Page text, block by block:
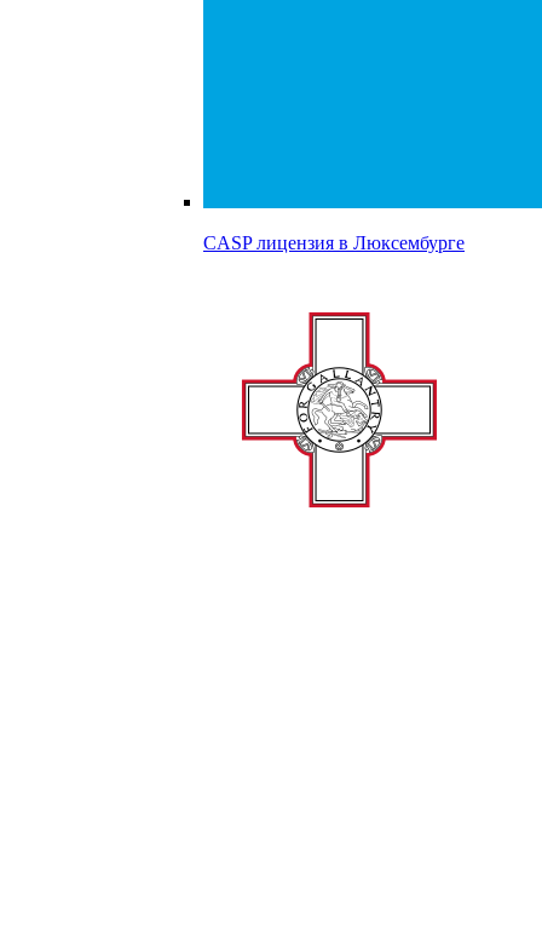
CASP лицензия в Люксембурге